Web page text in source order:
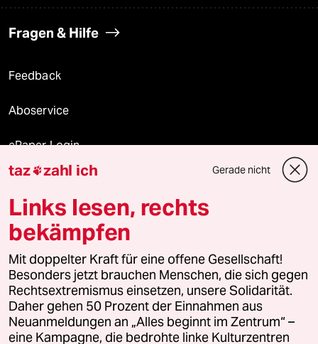
Fragen & Hilfe
Feedback
Aboservice
ePaper Login
Downloads für Abonnierende
© 2026 taz Verlags und Vertriebs GmbH
Alle Rechte vorbehalten. Bei rechtlichen Fragen oder für Genehmigungen
wenden Sie sich bitte an
lizenzen@taz.de
Feedback Redaktionsstatut Kommune-Richtlinien
taz zahl ich Gerade nicht
Links lesen, rechts
bekämpfen
Mit doppelter Kraft für eine offene Gesellschaft!
Besonders jetzt brauchen Menschen, die sich gegen
Rechtsextremismus einsetzen, unsere Solidarität.
Daher gehen 50 Prozent der Einnahmen aus
Neuanmeldungen an „Alles beginnt im Zentrum“ –
eine Kampagne, die bedrohte linke Kulturzentren